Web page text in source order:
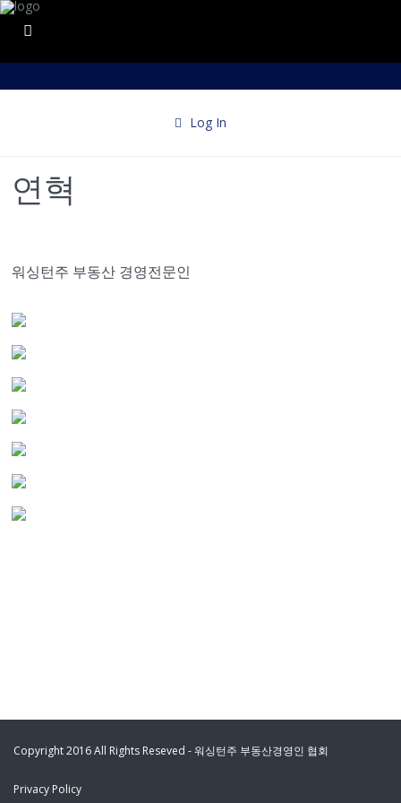
Log In
연혁
워싱턴주 부동산 경영전문인
Copyright 2016 All Rights Reseved - 워싱턴주 부동산경영인 협회
Privacy Policy